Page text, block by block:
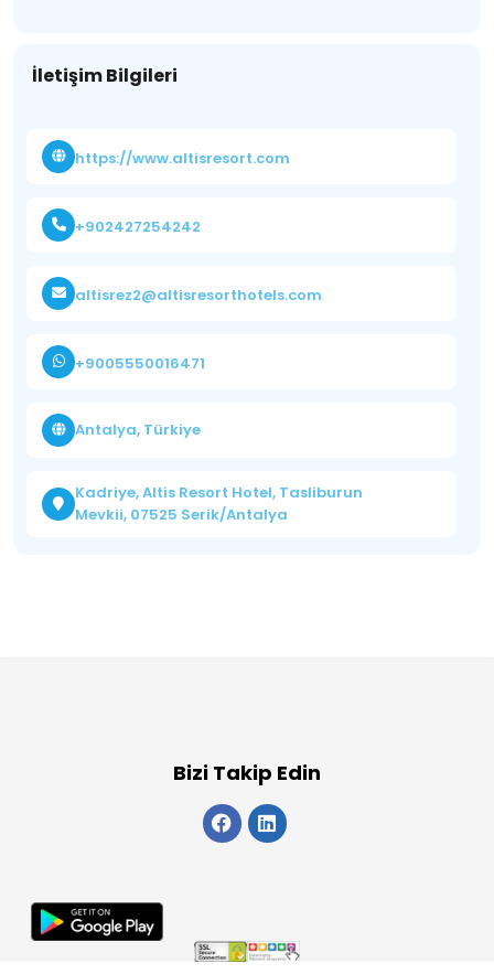
İletişim Bilgileri
https://www.altisresort.com
+902427254242
altisrez2@altisresorthotels.com
+9005550016471
Antalya, Türkiye
Kadriye, Altis Resort Hotel, Tasliburun
Mevkii, 07525 Serik/Antalya
Bizi Takip Edin